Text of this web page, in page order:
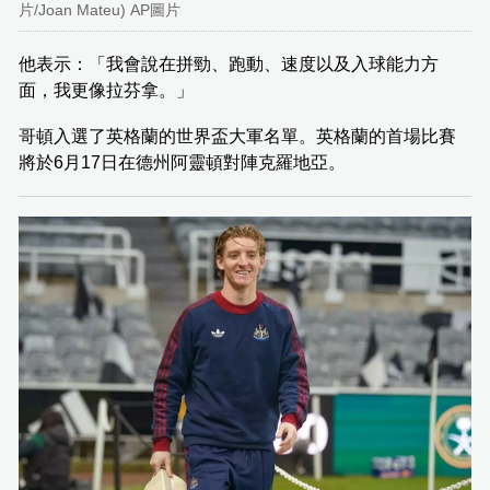
片/Joan Mateu) AP圖片
他表示：「我會說在拼勁、跑動、速度以及入球能力方
面，我更像拉芬拿。」
哥頓入選了英格蘭的世界盃大軍名單。英格蘭的首場比賽
將於6月17日在德州阿靈頓對陣克羅地亞。